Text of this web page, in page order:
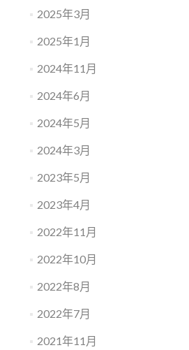
2025年3月
2025年1月
2024年11月
2024年6月
2024年5月
2024年3月
2023年5月
2023年4月
2022年11月
2022年10月
2022年8月
2022年7月
2021年11月